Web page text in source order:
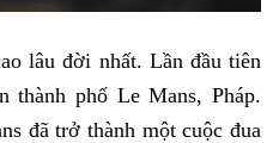
lâu đời nhất. Lần đầu tiên
thành phố Le Mans, Pháp.
đã trở thành một cuộc đua